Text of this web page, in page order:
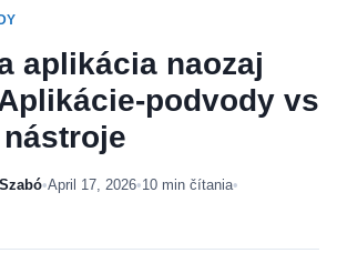
aplikácia naozaj
podvody vs
•April 17, 2026•10 min čítania•